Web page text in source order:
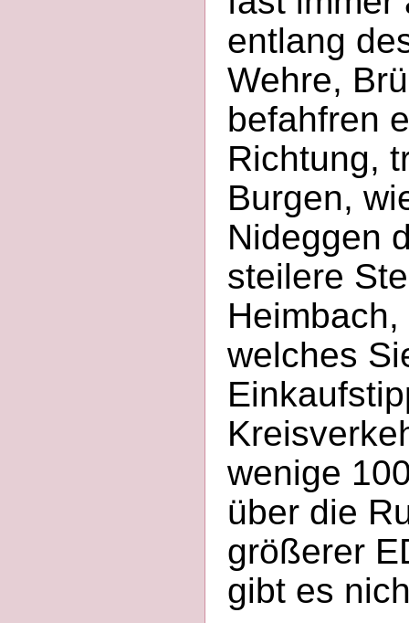
entlang
Wehre,
befahfren
Richtung,
Burgen,
Nideggen
steilere
welches
wenige
über die
größerer
gibt es